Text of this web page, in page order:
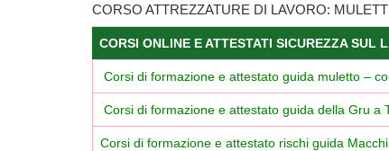
CORSO ATTREZZATURE DI LAVORO:
CORSI ONLINE E ATTESTATI SICUREZZA SUL
Corsi di formazione e attestato guida muletto –
Corsi di formazione e attestato guida della Gru a
Corsi di formazione e attestato rischi guida